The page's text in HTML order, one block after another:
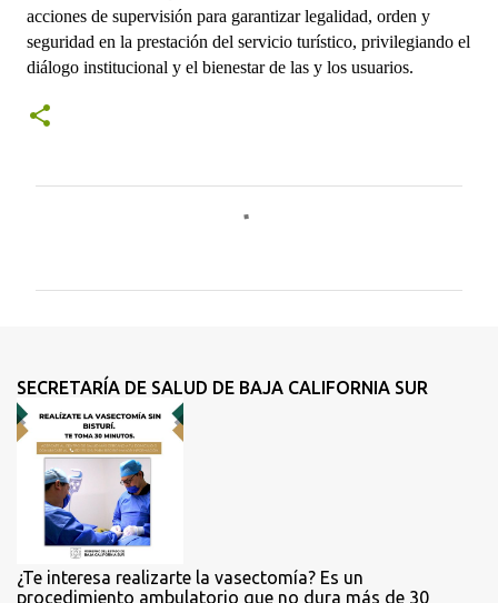
acciones de supervisión para garantizar legalidad, orden y
seguridad en la prestación del servicio turístico, privilegiando el
diálogo institucional y el bienestar de las y los usuarios.
t
a
r
o
SECRETARÍA DE SALUD DE BAJA CALIFORNIA SUR
¿Te interesa realizarte la vasectomía? Es un
procedimiento ambulatorio que no dura más de 30